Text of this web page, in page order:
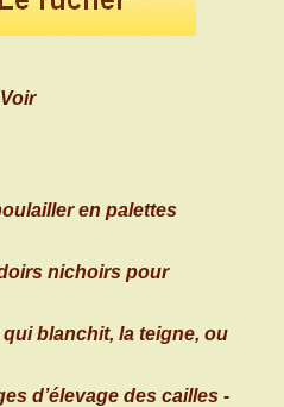
Voir
en palettes
nichoirs pour
blanchit, la teigne, ou
d’élevage des cailles -